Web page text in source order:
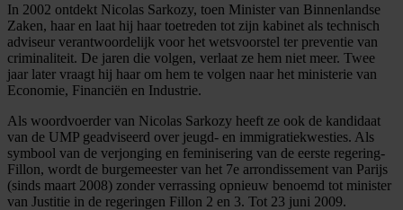
In 2002 ontdekt Nicolas Sarkozy, toen Minister van Binnenlandse
Zaken, haar en laat hij haar toetreden tot zijn kabinet als technisch
adviseur verantwoordelijk voor het wetsvoorstel ter preventie van
criminaliteit. De jaren die volgen, verlaat ze hem niet meer. Twee
jaar later vraagt hij haar om hem te volgen naar het ministerie van
Economie, Financiën en Industrie.
Als woordvoerder van Nicolas Sarkozy heeft ze ook de kandidaat
van de UMP geadviseerd over jeugd- en immigratiekwesties. Als
symbool van de verjonging en feminisering van de eerste regering-
Fillon, wordt de burgemeester van het 7e arrondissement van Parijs
(sinds maart 2008) zonder verrassing opnieuw benoemd tot minister
van Justitie in de regeringen Fillon 2 en 3. Tot 23 juni 2009.